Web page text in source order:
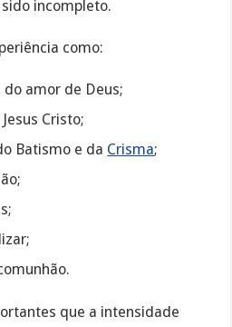
incompleto.
como:
amor de Deus;
Cristo;
Batismo e da Crisma;
que a intensidade